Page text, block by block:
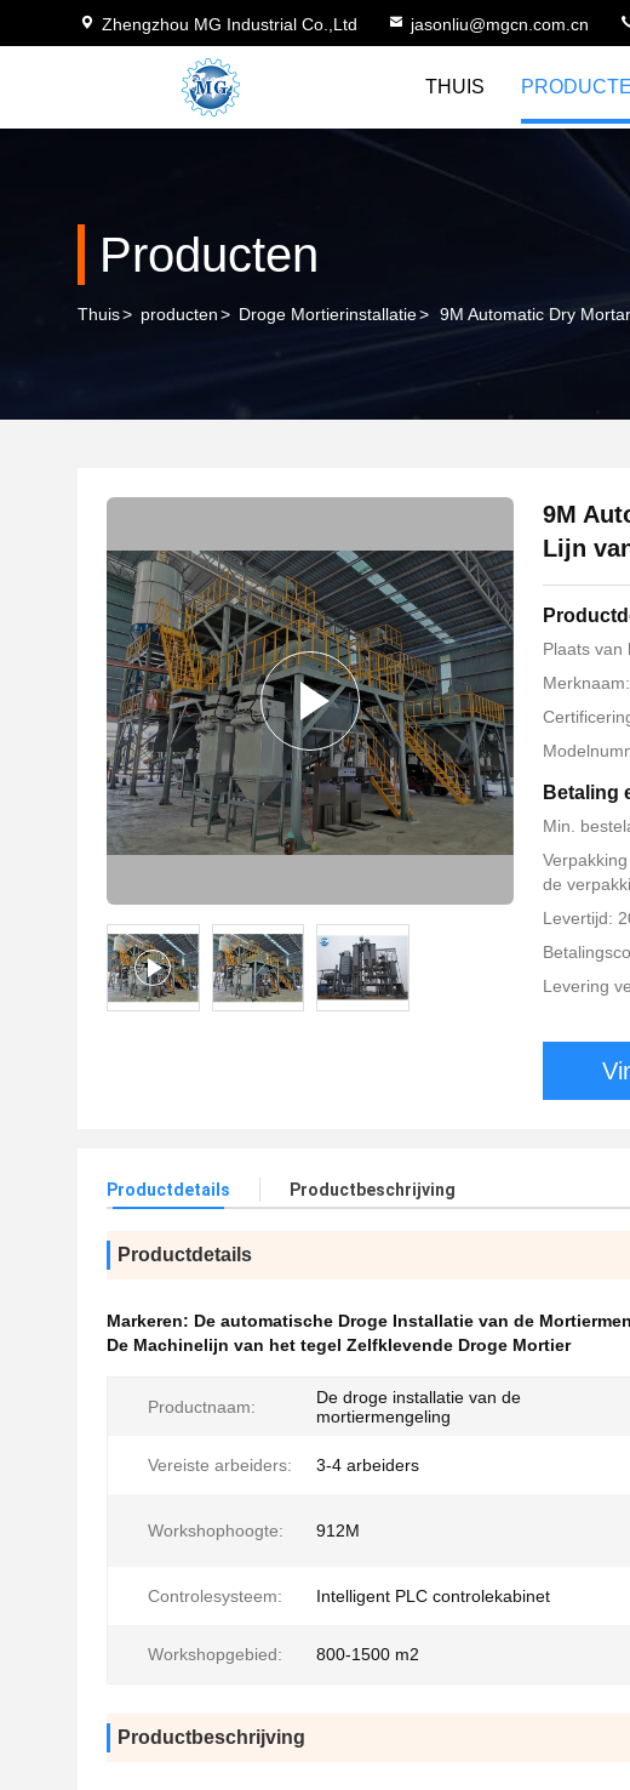
Zhengzhou MG Industrial Co.,Ltd jasonliu@mgcn.com.cn
THUIS
Producten
Thuis> producten> Droge Mortierinstallatie> 9M Automatic Dry
9M
Lijn
Plaats van
Betaling
Min.
de
Levertijd:
Levering
Productdetails Productbeschrijving
Productdetails
Markeren: De automatische Droge Installatie van de
De Machinelijn van het tegel Zelfklevende Droge Mortier
Productnaam:
De droge installatie van de
mortiermengeling
Vereiste arbeiders: 3-4 arbeiders
Workshophoogte: 912M
Controlesysteem: Intelligent PLC controlekabinet
Workshopgebied: 800-1500 m2
Productbeschrijving